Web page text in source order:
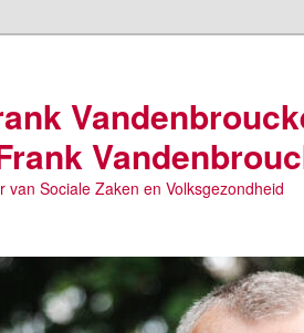
Sociale Zaken en Volksgezondheid